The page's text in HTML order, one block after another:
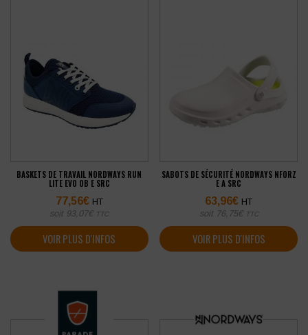
BASKETS DE TRAVAIL NORDWAYS RUN
LITE EVO OB E SRC
77,56€ HT
soit 93,07€ TTC
VOIR PLUS D'INFOS
SABOTS DE SÉCURITÉ NORDWAYS NFORZ
E A SRC
63,96€ HT
soit 76,75€ TTC
VOIR PLUS D'INFOS